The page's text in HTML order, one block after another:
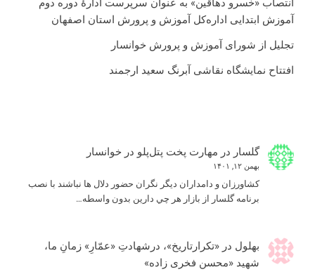
انتصاب «خسرو دهاقین» به عنوان سرپرست ادارۀ دوره دوم
آموزش ابتدایی اداره‌کل آموزش و پرورش استان اصفهان
تجلیل از شورای آموزش و پرورش خوانسار
افتتاح نمایشگاه نقاشی آبرنگ سعید ارجمند
گلسار در مهارت پخت پتل‌پلو در خوانسار
بهمن ۱۲, ۱۴۰۱
كشاورزان و دامداران ديگر نگران حضور دلال ها نباشند با نصب
برنامه گلسار از بازار هر چي دارين بدون واسطه…
بهلول در «تکرارتاریخ»، درشهادتِ «عمّارِ» زمانِ ما،
شهید «محسن فخری زاده»